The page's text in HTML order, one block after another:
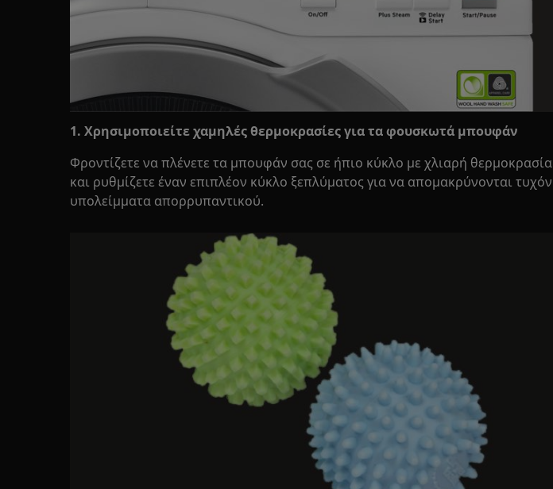
1. Χρησιμοποιείτε χαμηλές θερμοκρασίες για τα φουσκωτά μπουφάν
Φροντίζετε να πλένετε τα μπουφάν σας σε ήπιο κύκλο με χλιαρή θερμοκρασία
και ρυθμίζετε έναν επιπλέον κύκλο ξεπλύματος για να απομακρύνονται τυχόν
υπολείμματα απορρυπαντικού.